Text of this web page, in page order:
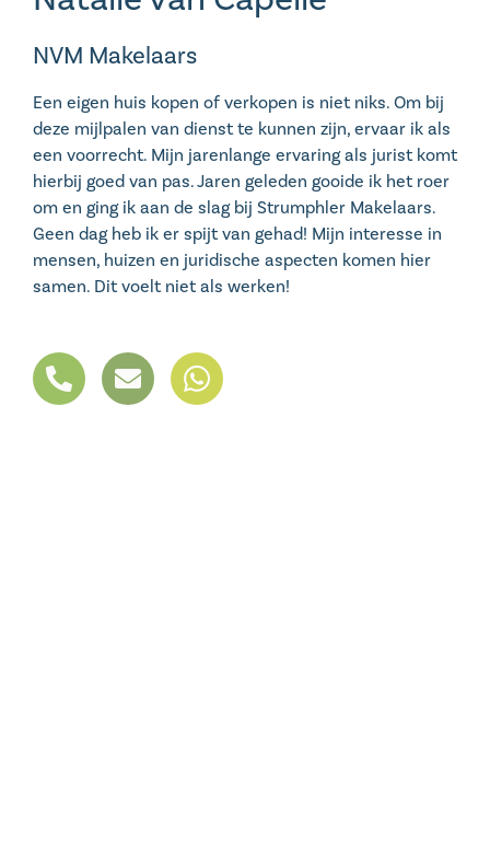
NVM Makelaars
Een eigen huis kopen of verkopen is niet niks. Om bij
deze mijlpalen van dienst te kunnen zijn, ervaar ik als
een voorrecht. Mijn jarenlange ervaring als jurist komt
hierbij goed van pas. Jaren geleden gooide ik het roer
om en ging ik aan de slag bij Strumphler Makelaars.
Geen dag heb ik er spijt van gehad! Mijn interesse in
mensen, huizen en juridische aspecten komen hier
samen. Dit voelt niet als werken!
P
h
o
E
n
v